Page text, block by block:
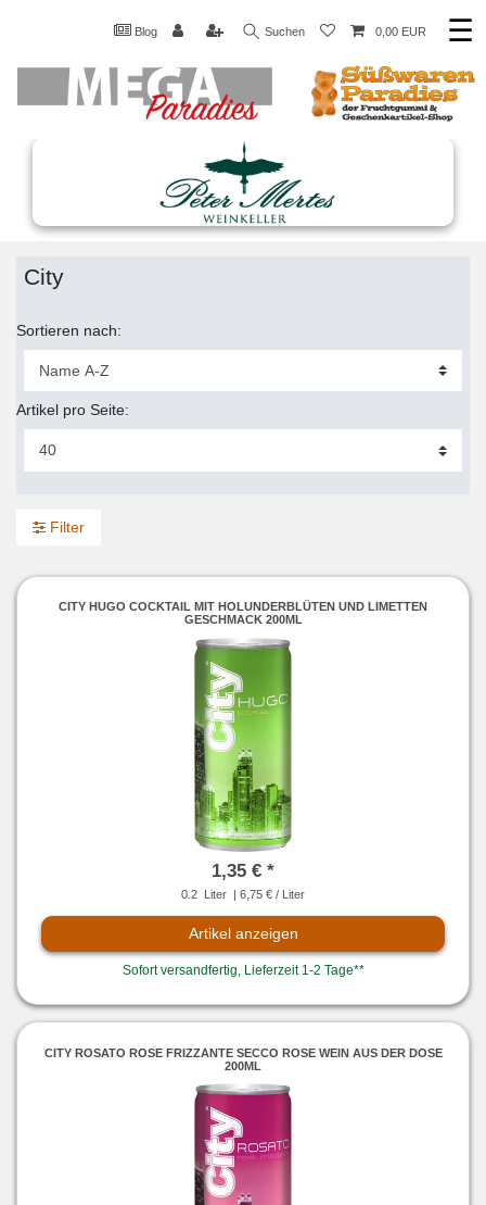
Blog Suchen 0,00 EUR ☰
City
Sortieren nach:
Artikel pro Seite:
Filter
CITY HUGO COCKTAIL MIT HOLUNDERBLÜTEN UND LIMETTEN
GESCHMACK 200ML
1,35 € *
0.2 Liter | 6,75 € / Liter
Artikel anzeigen
Sofort versandfertig, Lieferzeit 1-2 Tage**
CITY ROSATO ROSE FRIZZANTE SECCO ROSE WEIN AUS DER DOSE
200ML